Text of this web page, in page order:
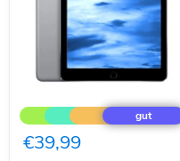
iPad
Air
2
(2016)
€39,99